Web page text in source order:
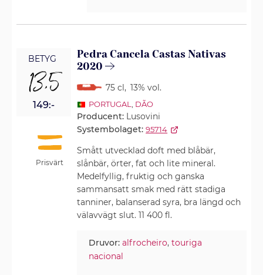
BETYG
13,5
149:-
Prisvärt
Pedra Cancela Castas Nativas
2020
75 cl, 13% vol.
PORTUGAL DÃO
Producent: Lusovini
Systembolaget: 95714
Smått utvecklad doft med blåbär,
slånbär, örter, fat och lite mineral.
Medelfyllig, fruktig och ganska
sammansatt smak med rätt stadiga
tanniner, balanserad syra, bra längd och
välavvägt slut. 11 400 fl.
Druvor: alfrocheiro,touriga
nacional